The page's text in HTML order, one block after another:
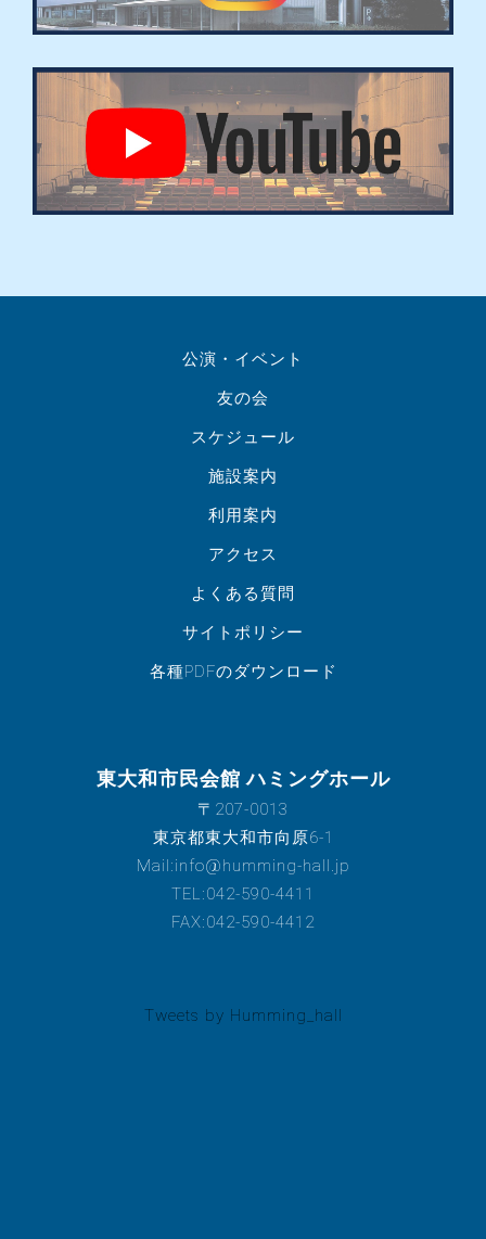
公演・イベント
友の会
スケジュール
施設案内
利用案内
アクセス
よくある質問
サイトポリシー
各種PDFのダウンロード
東大和市民会館 ハミングホール
〒207-0013
東京都東大和市向原6-1
Mail:info@humming-hall.jp
TEL:042-590-4411
FAX:042-590-4412
Tweets by Humming_hall